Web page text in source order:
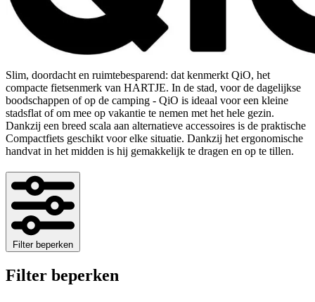
Slim, doordacht en ruimtebesparend: dat kenmerkt QiO, het
compacte fietsenmerk van HARTJE. In de stad, voor de dagelijkse
boodschappen of op de camping - QiO is ideaal voor een kleine
stadsflat of om mee op vakantie te nemen met het hele gezin.
Dankzij een breed scala aan alternatieve accessoires is de praktische
Compactfiets geschikt voor elke situatie. Dankzij het ergonomische
handvat in het midden is hij gemakkelijk te dragen en op te tillen.
Filter beperken
Filter beperken